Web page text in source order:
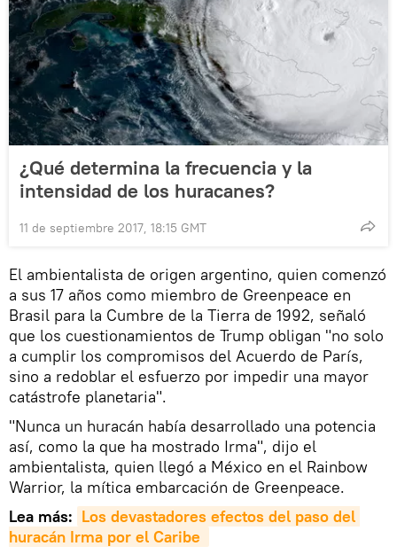
¿Qué determina la frecuencia y la
intensidad de los huracanes?
11 de septiembre 2017, 18:15 GMT
El ambientalista de origen argentino, quien comenzó
a sus 17 años como miembro de Greenpeace en
Brasil para la Cumbre de la Tierra de 1992, señaló
que los cuestionamientos de Trump obligan "no solo
a cumplir los compromisos del Acuerdo de París,
sino a redoblar el esfuerzo por impedir una mayor
catástrofe planetaria".
"Nunca un huracán había desarrollado una potencia
así, como la que ha mostrado Irma", dijo el
ambientalista, quien llegó a México en el Rainbow
Warrior, la mítica embarcación de Greenpeace.
Lea más: Los devastadores efectos del paso del
huracán Irma por el Caribe